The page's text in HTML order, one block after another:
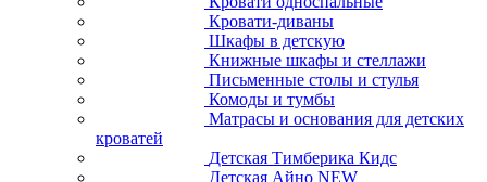
Кровати-диваны
Шкафы в детскую
Книжные шкафы и стеллажи
Письменные столы и стулья
Комоды и тумбы
Матрасы и основания для детских
кроватей
Детская Тимберика Кидс
Детская Айно NEW